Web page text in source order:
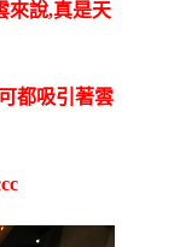
來說,真是天
都吸引著雲